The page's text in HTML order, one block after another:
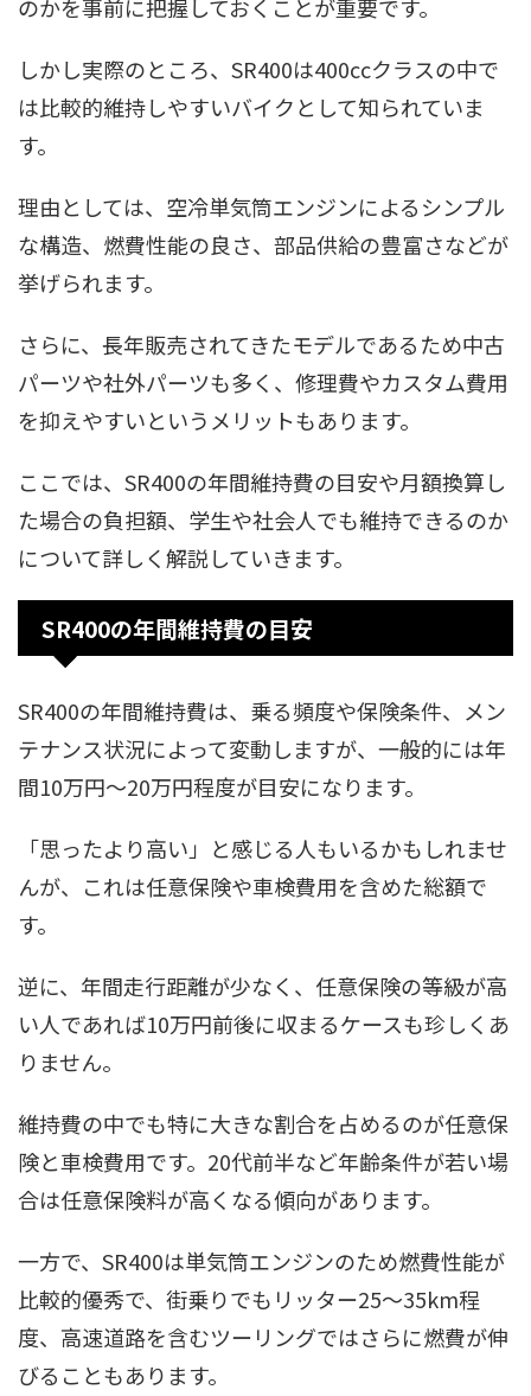
のかを事前に把握しておくことが重要です。
しかし実際のところ、SR400は400ccクラスの中で
は比較的維持しやすいバイクとして知られていま
す。
理由としては、空冷単気筒エンジンによるシンプル
な構造、燃費性能の良さ、部品供給の豊富さなどが
挙げられます。
さらに、長年販売されてきたモデルであるため中古
パーツや社外パーツも多く、修理費やカスタム費用
を抑えやすいというメリットもあります。
ここでは、SR400の年間維持費の目安や月額換算し
た場合の負担額、学生や社会人でも維持できるのか
について詳しく解説していきます。
SR400の年間維持費の目安
SR400の年間維持費は、乗る頻度や保険条件、メン
テナンス状況によって変動しますが、一般的には年
間10万円〜20万円程度が目安になります。
「思ったより高い」と感じる人もいるかもしれませ
んが、これは任意保険や車検費用を含めた総額で
す。
逆に、年間走行距離が少なく、任意保険の等級が高
い人であれば10万円前後に収まるケースも珍しくあ
りません。
維持費の中でも特に大きな割合を占めるのが任意保
険と車検費用です。20代前半など年齢条件が若い場
合は任意保険料が高くなる傾向があります。
一方で、SR400は単気筒エンジンのため燃費性能が
比較的優秀で、街乗りでもリッター25〜35km程
度、高速道路を含むツーリングではさらに燃費が伸
びることもあります。